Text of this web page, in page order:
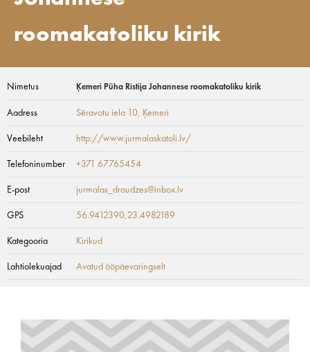
roomakatoliku kirik
Nimetus Ķemeri Püha Ristija Johannese roomakatoliku kirik
Aadress Sēravotu iela 10, Ķemeri
Veebileht http://www.jurmalaskatoli.lv/
Telefoninumber +371 67765454
E-post jurmalas_draudzes@inbox.lv
GPS 56.9412390,23.4982189
Kategooria Kirikud
Lahtiolekuajad Avatud ööpäevaringselt